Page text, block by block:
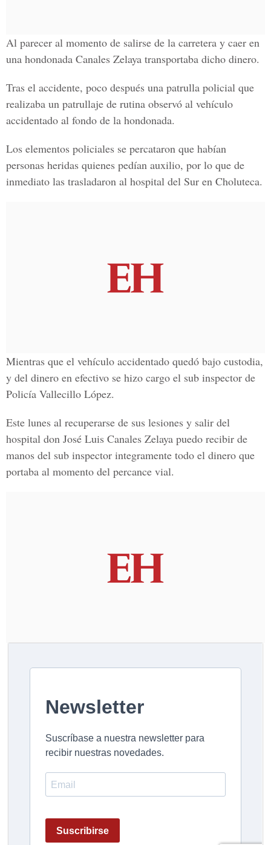
Al parecer al momento de salirse de la carretera y caer en
una hondonada Canales Zelaya transportaba dicho dinero.
Tras el accidente, poco después una patrulla policial que
realizaba un patrullaje de rutina observó al vehículo
accidentado al fondo de la hondonada.
Los elementos policiales se percataron que habían
personas heridas quienes pedían auxilio, por lo que de
inmediato las trasladaron al hospital del Sur en Choluteca.
Mientras que el vehículo accidentado quedó bajo custodia,
y del dinero en efectivo se hizo cargo el sub inspector de
Policía Vallecillo López.
Este lunes al recuperarse de sus lesiones y salir del
hospital don José Luis Canales Zelaya puedo recibir de
manos del sub inspector integramente todo el dinero que
portaba al momento del percance vial.